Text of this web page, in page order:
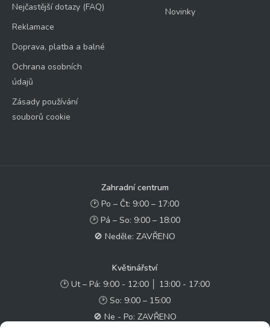
Nejčastější dotazy (FAQ)
Reklamace
Doprava, platba a balné
Ochrana osobních
údajů
Zásady používání
souborů cookie
Novinky
Zahradní centrum
🕑 Po – Čt: 9:00 – 17:00
🕑 Pá – So: 9:00 – 18:00
🚫 Neděle: ZAVŘENO
Květinářství
🕑 Ut – Pá: 9:00 - 12:00 │ 13:00 - 17:00
🕑 So: 9:00 – 15:00
🚫 Ne - Po: ZAVŘENO